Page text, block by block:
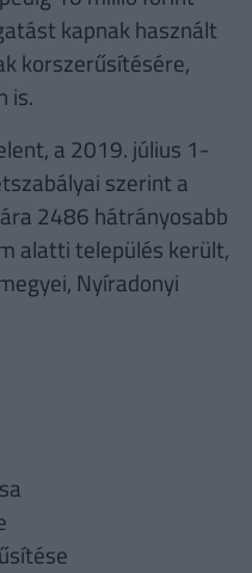
kapnak használt
korszerűsítésére,
is.
a 2019. július 1-
szerint a
2486 hátrányosabb
alatti település került,
Nyíradonyi